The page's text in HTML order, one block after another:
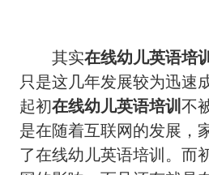
其实在线幼儿英语培
只是这几年发展较为迅速
起初在线幼儿英语培训不
是在随着互联网的发展，
了在线幼儿英语培训。而